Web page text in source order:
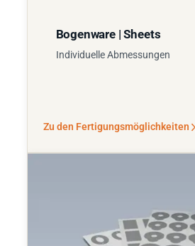
Bogenware | Sheets
Individuelle Abmessungen
Zu den Fertigungsmöglichkeiten